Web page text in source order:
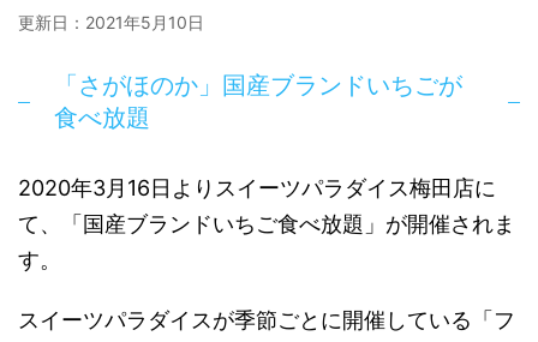
更新日： 2021年5月10日
「さがほのか」国産ブランドいちごが
食べ放題
2020年3月16日よりスイーツパラダイス梅田店に
て、「国産ブランドいちご食べ放題」が開催されま
す。
スイーツパラダイスが季節ごとに開催している「フ